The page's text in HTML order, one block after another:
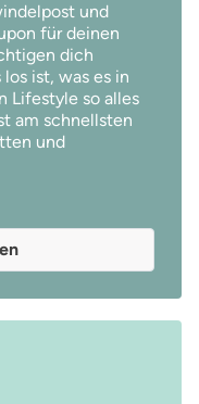
und
für deinen
dich
ist, was es in
Lifestyle so alles
am schnellsten
und